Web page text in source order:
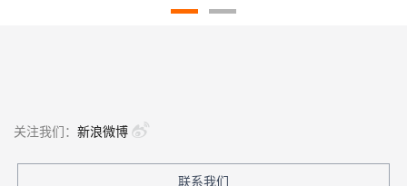
关注我们： 新浪微博
联系我们